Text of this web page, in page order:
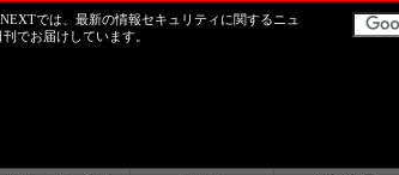
では、最新の情報セキュリティに関するニュ
でお届けしています。